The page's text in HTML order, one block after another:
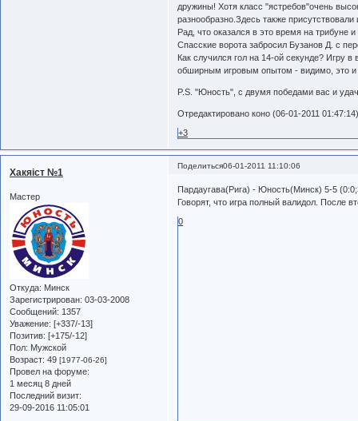
дружины! Хотя класс "ястребов"очень
разнообразно.Здесь также
Рад, что оказался в это время на
Спасские ворота забросил Бузанов Д. с
Как случился гол на 14-ой секунде? Игру
обширным игровым опытом - видимо, это и
P.S. "Юность", с двумя победами вас и
Отредактировано коно (06-01-2011
+3
Поделиться06-01-2011 11:10:06
Хакяiст №1
Мастер
Откуда: Минск
Зарегистрирован: 03-03-2008
Сообщений: 1357
Уважение: [+337/-13]
Позитив: [+175/-12]
Пол: Мужской
Возраст: 49 [1977-06-26]
Провел на форуме:
1 месяц 8 дней
Последний визит:
29-09-2016 11:05:01
Пардаугава(Рига) - Юность(Минск) 5-5
Говорят, что игра полный валидол. После
0